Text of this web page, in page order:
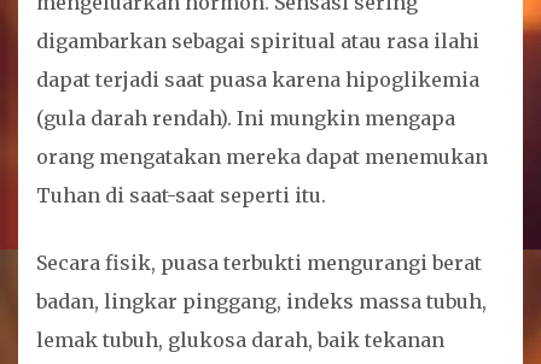
digambarkan sebagai spiritual atau rasa ilahi
dapat terjadi saat puasa karena hipoglikemia
(gula darah rendah). Ini mungkin mengapa
orang mengatakan mereka dapat menemukan
Tuhan di saat-saat seperti itu.
Secara fisik, puasa terbukti mengurangi berat
badan, lingkar pinggang, indeks massa tubuh,
lemak tubuh, glukosa darah, baik tekanan